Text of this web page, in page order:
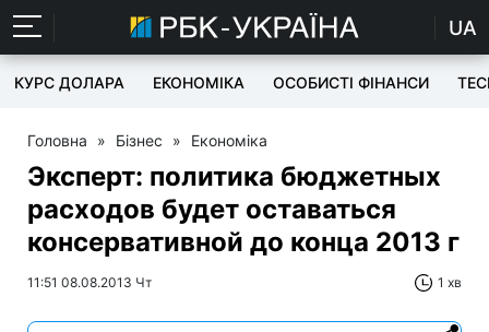
UA
КУРС ДОЛАРА ЕКОНОМІКА ОСОБИСТІ ФІНАНСИ
Головна » Бізнес » Економіка
Эксперт: политика бюджетных
расходов будет оставаться
консервативной до конца 2013 г
11:51 08.08.2013 Чт 1 хв